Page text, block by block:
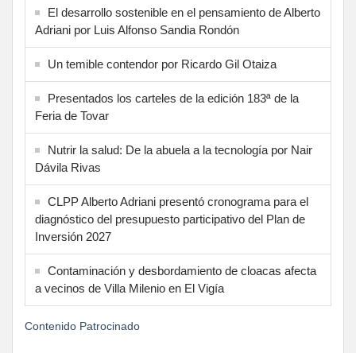
El desarrollo sostenible en el pensamiento de Alberto
Adriani por Luis Alfonso Sandia Rondón
Un temible contendor por Ricardo Gil Otaiza
Presentados los carteles de la edición 183ª de la
Feria de Tovar
Nutrir la salud: De la abuela a la tecnología por Nair
Dávila Rivas
CLPP Alberto Adriani presentó cronograma para el
diagnóstico del presupuesto participativo del Plan de
Inversión 2027
Contaminación y desbordamiento de cloacas afecta
a vecinos de Villa Milenio en El Vigía
Contenido Patrocinado